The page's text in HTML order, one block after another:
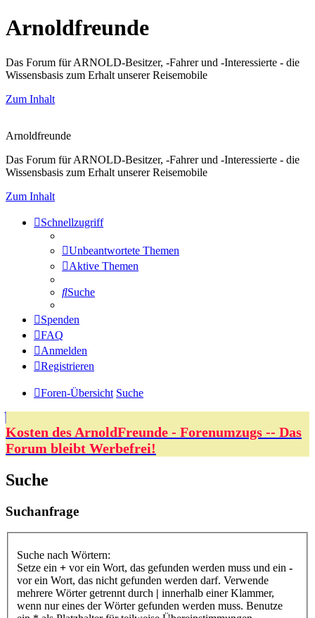
Arnoldfreunde
Das Forum für ARNOLD-Besitzer, -Fahrer und -Interessierte - die
Wissensbasis zum Erhalt unserer Reisemobile
Zum Inhalt
Arnoldfreunde
Das Forum für ARNOLD-Besitzer, -Fahrer und -Interessierte - die
Wissensbasis zum Erhalt unserer Reisemobile
Zum Inhalt
Schnellzugriff
Unbeantwortete Themen
Aktive Themen
Suche
Spenden
FAQ
Anmelden
Registrieren
Foren-Übersicht Suche
Kosten des ArnoldFreunde - Forenumzugs -- Das
Forum bleibt Werbefrei!
Suche
Suchanfrage
Suche nach Wörtern:
Setze ein + vor ein Wort, das gefunden werden muss und ein -
vor ein Wort, das nicht gefunden werden darf. Verwende
mehrere Wörter getrennt durch | innerhalb einer Klammer,
wenn nur eines der Wörter gefunden werden muss. Benutze